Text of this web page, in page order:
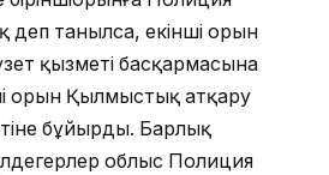
деп танылса, екінші орын
қызметі басқармасына
орын Қылмыстық атқару
бұйырды. Барлық
облыс Полиция